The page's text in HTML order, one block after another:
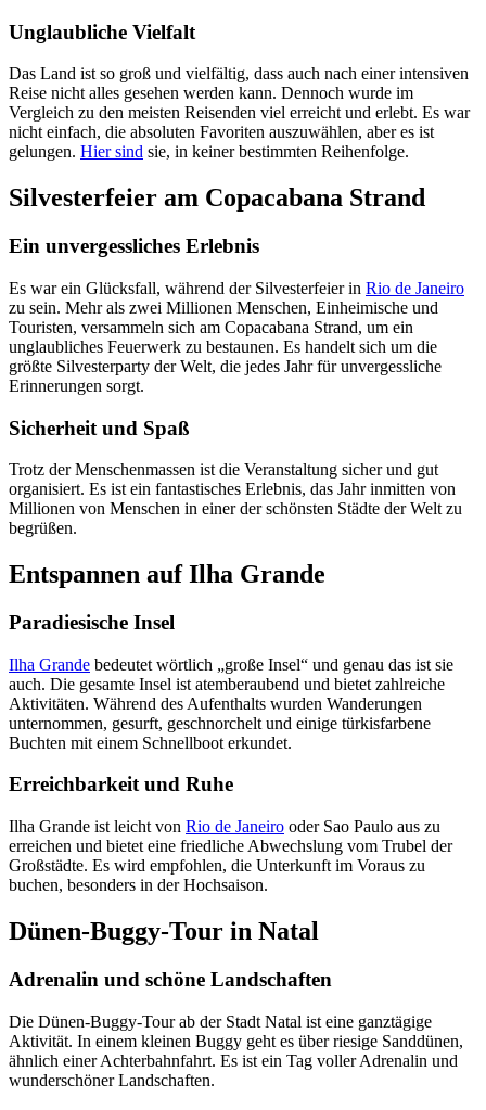
Unglaubliche Vielfalt
Das Land ist so groß und vielfältig, dass auch nach einer intensiven
Reise nicht alles gesehen werden kann. Dennoch wurde im
Vergleich zu den meisten Reisenden viel erreicht und erlebt. Es war
nicht einfach, die absoluten Favoriten auszuwählen, aber es ist
gelungen. Hier sind sie, in keiner bestimmten Reihenfolge.
Silvesterfeier am Copacabana Strand
Ein unvergessliches Erlebnis
Es war ein Glücksfall, während der Silvesterfeier in Rio de Janeiro
zu sein. Mehr als zwei Millionen Menschen, Einheimische und
Touristen, versammeln sich am Copacabana Strand, um ein
unglaubliches Feuerwerk zu bestaunen. Es handelt sich um die
größte Silvesterparty der Welt, die jedes Jahr für unvergessliche
Erinnerungen sorgt.
Sicherheit und Spaß
Trotz der Menschenmassen ist die Veranstaltung sicher und gut
organisiert. Es ist ein fantastisches Erlebnis, das Jahr inmitten von
Millionen von Menschen in einer der schönsten Städte der Welt zu
begrüßen.
Entspannen auf Ilha Grande
Paradiesische Insel
Ilha Grande bedeutet wörtlich „große Insel“ und genau das ist sie
auch. Die gesamte Insel ist atemberaubend und bietet zahlreiche
Aktivitäten. Während des Aufenthalts wurden Wanderungen
unternommen, gesurft, geschnorchelt und einige türkisfarbene
Buchten mit einem Schnellboot erkundet.
Erreichbarkeit und Ruhe
Ilha Grande ist leicht von Rio de Janeiro oder Sao Paulo aus zu
erreichen und bietet eine friedliche Abwechslung vom Trubel der
Großstädte. Es wird empfohlen, die Unterkunft im Voraus zu
buchen, besonders in der Hochsaison.
Dünen-Buggy-Tour in Natal
Adrenalin und schöne Landschaften
Die Dünen-Buggy-Tour ab der Stadt Natal ist eine ganztägige
Aktivität. In einem kleinen Buggy geht es über riesige Sanddünen,
ähnlich einer Achterbahnfahrt. Es ist ein Tag voller Adrenalin und
wunderschöner Landschaften.